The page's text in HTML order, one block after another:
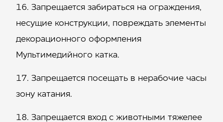
Запрещается забираться на ограждения,
несущие конструкции, повреждать элементы
декорационного оформления
Мультимедийного катка.
Запрещается посещать в нерабочие часы
зону катания.
Запрещается вход с животными тяжелее